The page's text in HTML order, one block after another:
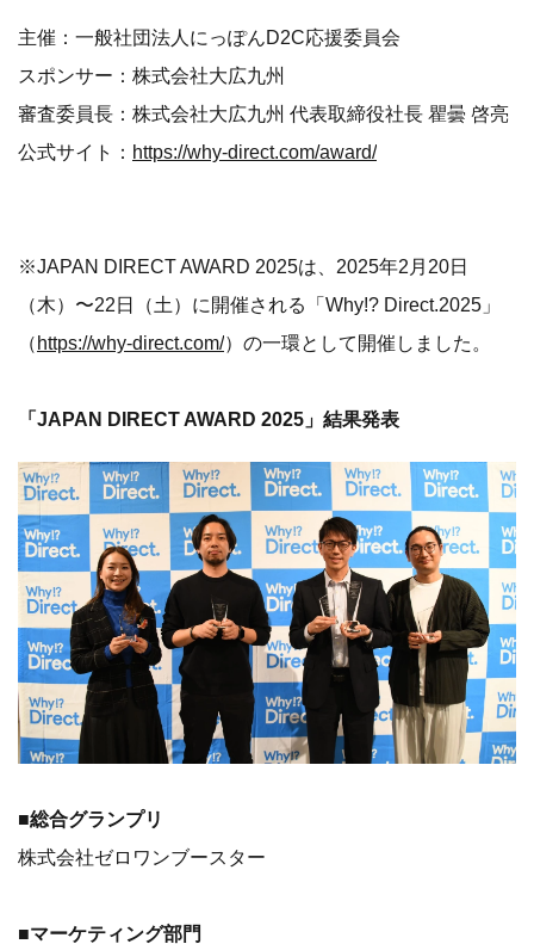
主催：一般社団法人にっぽんD2C応援委員会
スポンサー：株式会社大広九州
審査委員長：株式会社大広九州 代表取締役社長 瞿曇 啓亮
公式サイト： https://why-direct.com/award/
※JAPAN DIRECT AWARD 2025は、2025年2月20日
（木）〜22日（土）に開催される「Why!? Direct.2025」
（ https://why-direct.com/）の一環として開催しました。
「JAPAN DIRECT AWARD 2025」結果発表
■総合グランプリ
株式会社ゼロワンブースター
■マーケティング部門